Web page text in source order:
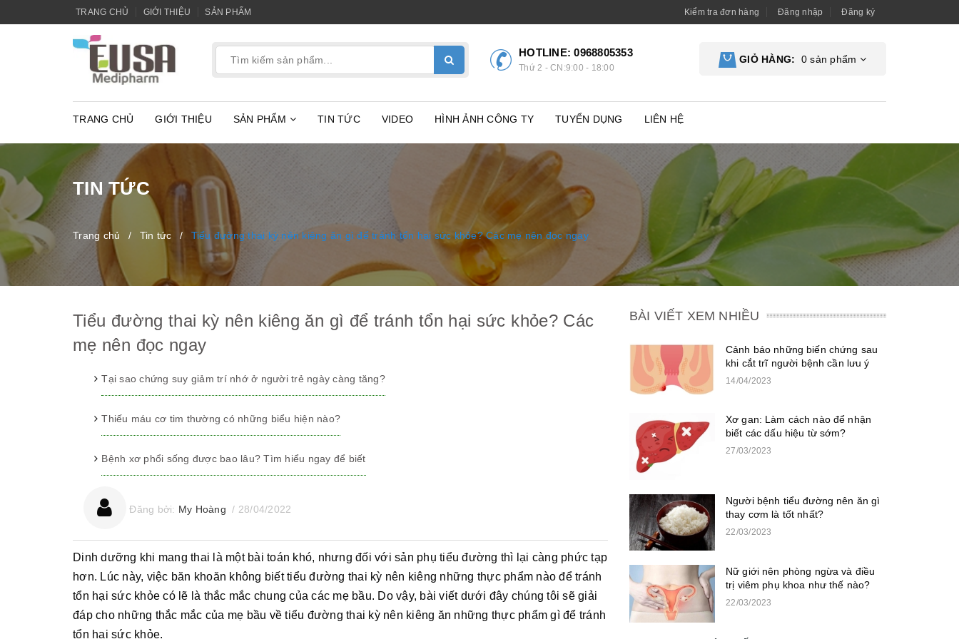
TRANG CHỦ GIỚI THIỆU SẢN PHẨM Kiểm tra đơn hàng Đăng nhập Đăng ký
HOTLINE:0968805353
Thứ 2 - CN:9:00 - 18:00
GIỎ HÀNG: 0 sản phẩm
TRANG CHỦ GIỚI THIỆU SẢN PHẨM TIN TỨC VIDEO HÌNH ẢNH CÔNG TY TUYỂN DỤNG LIÊN HỆ
TIN TỨC
Trang chủ / Tin tức / Tiểu đường thai kỳ nên kiêng ăn gì để tránh tổn hại sức khỏe? Các mẹ nên đọc ngay
Tiểu đường thai kỳ nên kiêng ăn gì để tránh tổn hại sức khỏe? Các
mẹ nên đọc ngay
Tại sao chứng suy giảm trí nhớ ở người trẻ ngày càng tăng?
Thiếu máu cơ tim thường có những biểu hiện nào?
Bệnh xơ phổi sống được bao lâu? Tìm hiểu ngay để biết
Đăng bởi: My Hoàng / 28/04/2022
Dinh dưỡng khi mang thai là một bài toán khó, nhưng đối với sản phụ tiểu đường thì lại càng phức tạp
hơn. Lúc này, việc băn khoăn không biết tiểu đường thai kỳ nên kiêng những thực phẩm nào để tránh
tổn hại sức khỏe có lẽ là thắc mắc chung của các mẹ bầu. Do vậy, bài viết dưới đây chúng tôi sẽ giải
đáp cho những thắc mắc của mẹ bầu về tiểu đường thai kỳ nên kiêng ăn những thực phẩm gì để tránh
tổn hại sức khỏe.
BÀI VIẾT XEM NHIỀU
Cảnh báo những biến chứng sau
khi cắt trĩ người bệnh cần lưu ý
14/04/2023
Xơ gan: Làm cách nào để nhận
biết các dấu hiệu từ sớm?
27/03/2023
Người bệnh tiểu đường nên ăn gì
thay cơm là tốt nhất?
22/03/2023
Nữ giới nên phòng ngừa và điều
trị viêm phụ khoa như thế nào?
22/03/2023